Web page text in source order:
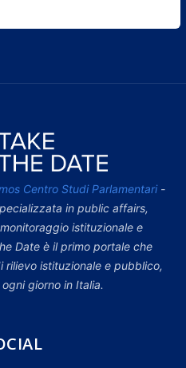
Centro Studi Parlamentari-
in public affairs,
istituzionale e
Date è il primo portale che
istituzionale e pubblico,
giorno in Italia.